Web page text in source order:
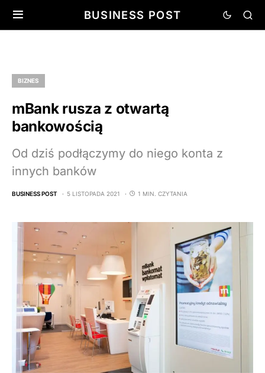
BUSINESS POST
BIZNES
mBank rusza z otwartą
bankowością
Od dziś podłączymy do niego konta z
innych banków
BUSINESS POST 5 LISTOPADA 2021 1 MIN. CZYTANIA